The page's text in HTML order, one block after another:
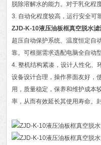
脱除溶解水的能力。对于乳化程
3. 自动化程度较高，运行安全可
ZJD-K-10液压油板框真空脱水滤
超压自动保护系统、温度恒定自
靠。可根据需求选配电脑全自动
4. 整机结构紧凑，设计人性化、
设备设计合理，操作界面友好，
用，质量稳定，保养和维护成本
率，从而有效延长其使用寿命。